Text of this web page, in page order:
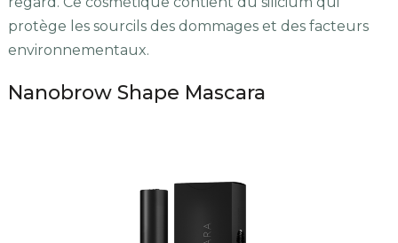
protège les sourcils des dommages et des facteurs
environnementaux.
Nanobrow Shape Mascara